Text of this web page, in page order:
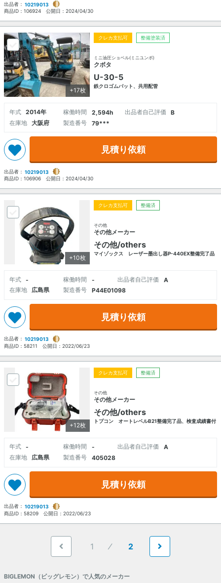
出品者： 10219013
商品ID： 106924 公開日： 2024/04/30
+17枚
クレカ支払可 整備塗装済
ミニ油圧ショベル(ミニユンボ)
クボタ
U-30-5
鉄クロゴムパット、共用配管
年式 2014年 稼働時間 2,594h 出品者自己評価
B
在庫地
大阪府 製造番号 79***
見積り依頼
出品者： 10219013
商品ID： 106906 公開日： 2024/04/30
+10枚
クレカ支払可 整備済
その他
その他メーカー
その他/others
マイゾックス レーザー墨出し器P-440EX整備完了品
年式 - 稼働時間 - 出品者自己評価
A
在庫地
広島県 製造番号 P44E01098
見積り依頼
出品者： 10219013
商品ID： 58211 公開日： 2022/06/23
+12枚
クレカ支払可 整備済
その他
その他メーカー
その他/others
トプコン オートレベルB21整備完了品、検査成績書付
年式 - 稼働時間 - 出品者自己評価
A
在庫地
広島県 製造番号 405028
見積り依頼
出品者： 10219013
商品ID： 58209 公開日： 2022/06/23
1 2
BIGLEMON（ビッグレモン）で人気のメーカー